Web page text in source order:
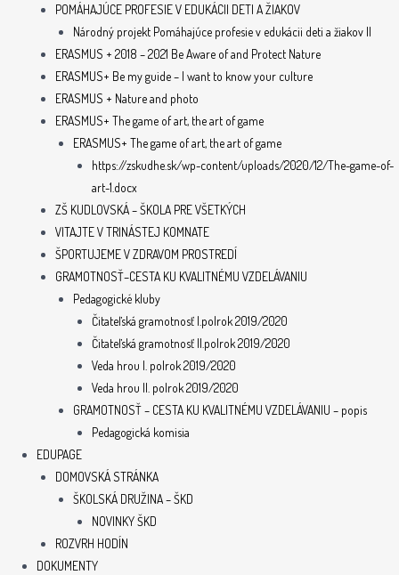
POMÁHAJÚCE PROFESIE V EDUKÁCII DETI A ŽIAKOV
Národný projekt Pomáhajúce profesie v edukácii deti a žiakov II
ERASMUS + 2018 – 2021 Be Aware of and Protect Nature
ERASMUS+ Be my guide – I want to know your culture
ERASMUS + Nature and photo
ERASMUS+ The game of art, the art of game
ERASMUS+ The game of art, the art of game
https://zskudhe.sk/wp-content/uploads/2020/12/The-game-of-
art-1.docx
ZŠ KUDLOVSKÁ – ŠKOLA PRE VŠETKÝCH
VITAJTE V TRINÁSTEJ KOMNATE
ŠPORTUJEME V ZDRAVOM PROSTREDÍ
GRAMOTNOSŤ–CESTA KU KVALITNÉMU VZDELÁVANIU
Pedagogické kluby
Čitateľská gramotnosť I.polrok 2019/2020
Čitateľská gramotnosť II.polrok 2019/2020
Veda hrou I. polrok 2019/2020
Veda hrou II. polrok 2019/2020
GRAMOTNOSŤ – CESTA KU KVALITNÉMU VZDELÁVANIU – popis
Pedagogická komisia
EDUPAGE
DOMOVSKÁ STRÁNKA
ŠKOLSKÁ DRUŽINA – ŠKD
NOVINKY ŠKD
ROZVRH HODÍN
DOKUMENTY